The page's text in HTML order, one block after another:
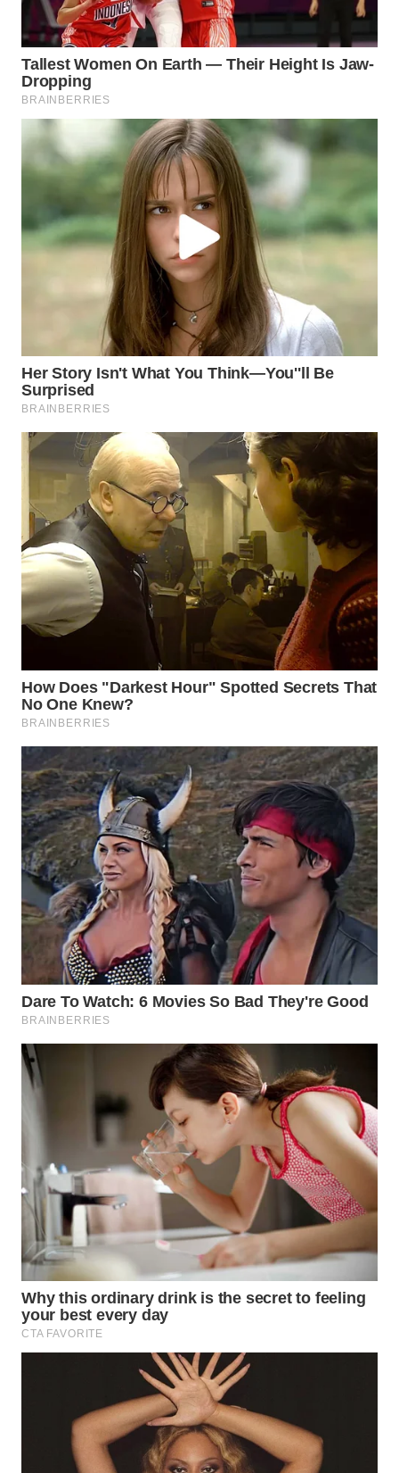
WN
PRIANGAN
TIMUR
WN
SEMARANG
SOLO
WN
BOROBUDUR
WN
SURABAYA
NATUNA
BINTAN
WN
MANDALIKA
WN
WN
LABUANBAJO
WN
BORNEO
Wahana
Media
Group
WAHANA
NEWS
WAHANA
TANI
WAHANA
ADVOKAT
WAHANA
INFRASTRUKTUR
WAHANA
KONSUMEN
WAHANA
LISTRIK
WAHANA
TRAVEL
WAHANA
WAHANANEWS